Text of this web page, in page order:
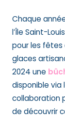
Chaque
l’Île Saint-
pour les fêtes
glaces
2024 une
disponible
collaboration
de découvrir